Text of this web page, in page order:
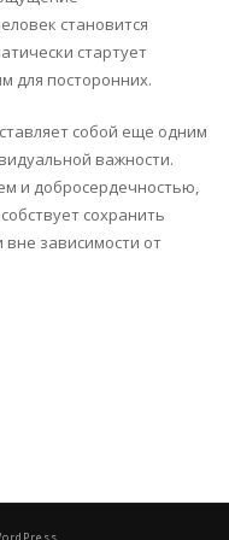
становится
стартует
для посторонних.
собой еще одним
важности.
и добросердечностью,
сохранить
вне зависимости от